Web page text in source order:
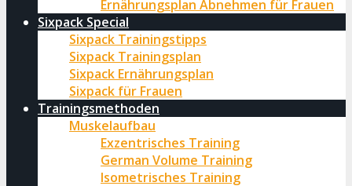
Ernährungsplan Abnehmen für Frauen
Sixpack Special
Sixpack Trainingstipps
Sixpack Trainingsplan
Sixpack Ernährungsplan
Sixpack für Frauen
Trainingsmethoden
Muskelaufbau
Exzentrisches Training
German Volume Training
Isometrisches Training